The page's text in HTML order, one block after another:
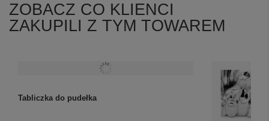
ZOBACZ CO KLIENCI
ZAKUPILI Z TYM TOWAREM